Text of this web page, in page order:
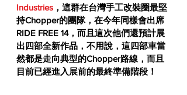
Industries ，這群在台灣手工改裝圈最堅
持Chopper的團隊，在今年同樣會出席
RIDE FREE 14，而且這次他們還預計展
出四部全新作品，不用說，這四部車當
然都是走向典型的Chopper路線，而且
目前已經進入展前的最終準備階段！